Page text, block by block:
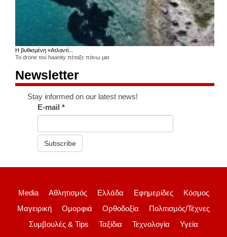
Η βυθισμένη «Ατλαντί...
Το drone του haanity πέταξε πάνω μια
Newsletter
Stay informed on our latest news!
E-mail*
Subscribe
Media Αθλητισμός Ελλάδα Εφημερίδες
Κόσμος
Μαγειρική
Ομορφιά Ορθοδοξία
Πολιτισμός/Τέχνες
Συμβουλές & Tips
Ταξίδια Τεχνολογία Υγεία